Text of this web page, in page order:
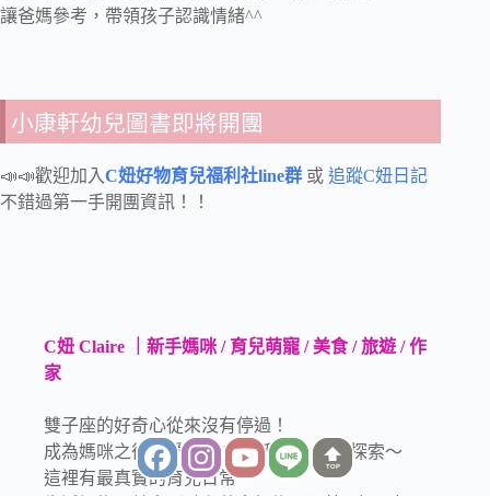
讓爸媽參考，帶領孩子認識情緒^^
小康軒幼兒圖書即將開團
📣📣歡迎加入C妞好物育兒福利社line群 或 追蹤C妞日記
不錯過第一手開團資訊！！
C妞 Claire ｜新手媽咪 / 育兒萌寵 / 美食 / 旅遊 / 作
家
雙子座的好奇心從來沒有停過！
成為媽咪之後更愛帶著 FaFa 和 Tila 到處探索～
這裡有最真實的育兒日常
TOP